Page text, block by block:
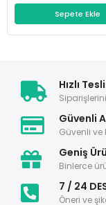
Sepete Ekle
Hızlı
Güvenli
Güvenli
Geniş
Binlerce
7 / 24
Öneri ve